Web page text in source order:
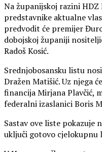
Na županijskoj razini
predstavnike aktualne
predvodit će premijer
dobojskoj županiji
Radoš Kosić.
Srednjobosansku listu
Dražen Matišić. Uz njega
financija Mirjana Plavčić,
federalni izaslanici Boris
Sastav ove liste pokazuje
uključi gotovo